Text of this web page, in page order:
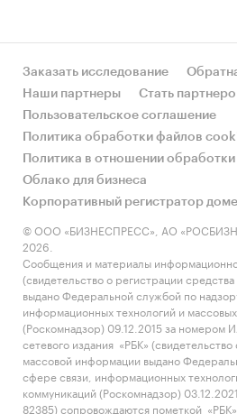
Заказать исследование
Наши партнеры
Стать
Пользовательское соглашение
Политика обработки файлов
Политика в отношении
Облако для бизнеса
Корпоративный регистратор
© ООО «БИЗНЕСПРЕСС», АО
2026.
Сообщения и материалы
(свидетельство о регистрации
выдано Федеральной службой по
информационных технологий и
(Роскомнадзор) 09.12.2015 за
сетевого издания «РБК»
массовой информации выдано
сфере связи, информационных
коммуникаций (Роскомнадзор)
82385) сопровождаются пометкой «РБК».